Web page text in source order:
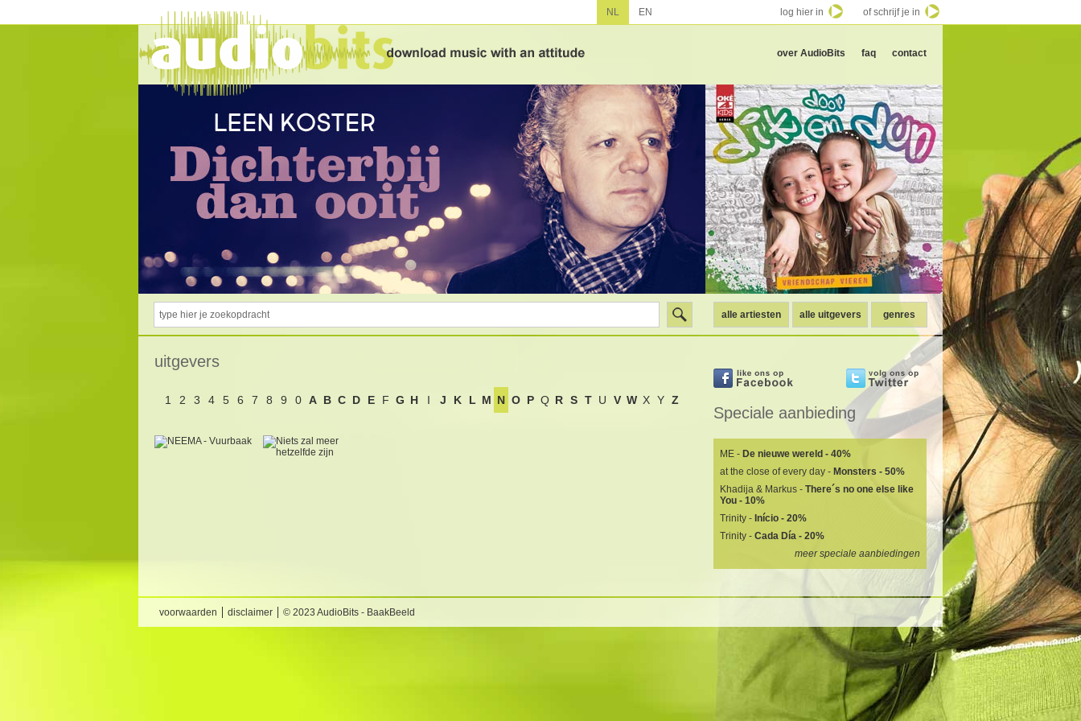
over AudioBits faq contact
alle artiesten alle uitgevers genres
uitgevers
1 2 3 4 5 6 7 8 9 0 A B C D E F G H I J K L M N O P Q R S T U V W X Y Z
Speciale aanbieding
ME - De nieuwe wereld - 40%
at the close of every day - Monsters - 50%
Khadija & Markus - There´s no one else like
You - 10%
Trinity - Início - 20%
Trinity - Cada Día - 20%
meer speciale aanbiedingen
voorwaarden disclaimer © 2023 AudioBits - BaakBeeld
NL EN log hier in of schrijf je in